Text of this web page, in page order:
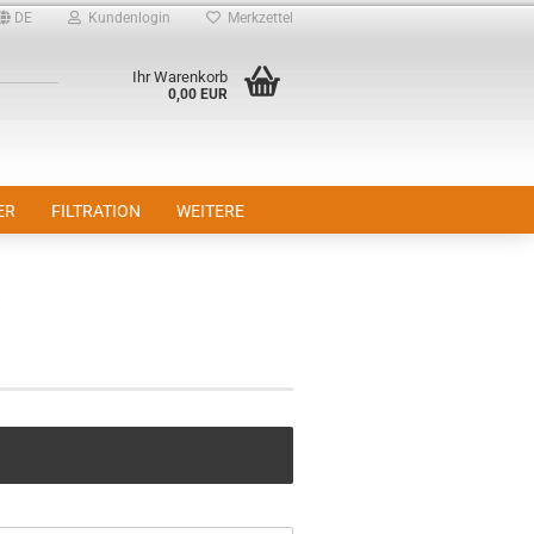
DE Kundenlogin Merkzettel
Ihr Warenkorb
0,00 EUR
FILTRATION WEITERE